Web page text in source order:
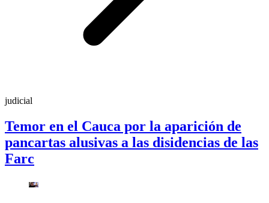
judicial
Temor en el Cauca por la aparición de
pancartas alusivas a las disidencias de las
Farc